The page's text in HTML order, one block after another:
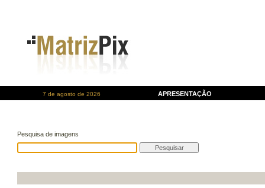
7 de agosto de 2026 APRESENTAÇÃO
Pesquisa de imagens